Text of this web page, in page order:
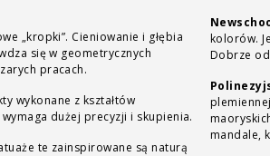
„kropki”. Cieniowanie i głębia
się w geometrycznych
pracach.
wykonane z kształtów
dużej precyzji i skupienia.
te zainspirowane są naturą
kolorów.
Dobrze
mandale,